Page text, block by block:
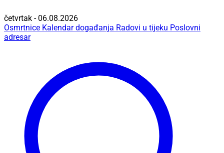
četvrtak - 06.08.2026
Osmrtnice Kalendar događanja Radovi u tijeku Poslovni
adresar